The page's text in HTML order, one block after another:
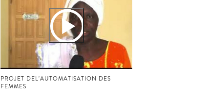
PROJET DEL'AUTOMATISATION DES
FEMMES